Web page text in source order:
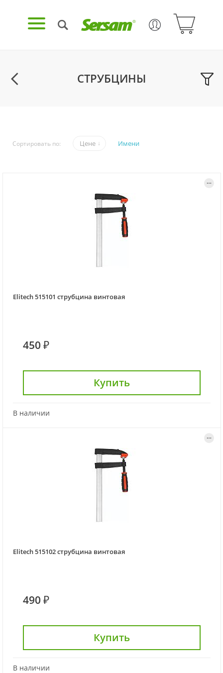
СТРУБЦИНЫ
Сортировать по: Цене Имени
Elitech 515101 струбцина винтовая
450 ₽
Купить
В наличии
Elitech 515102 струбцина винтовая
490 ₽
Купить
В наличии